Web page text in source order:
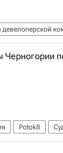
Россия
Черногории
Potok8